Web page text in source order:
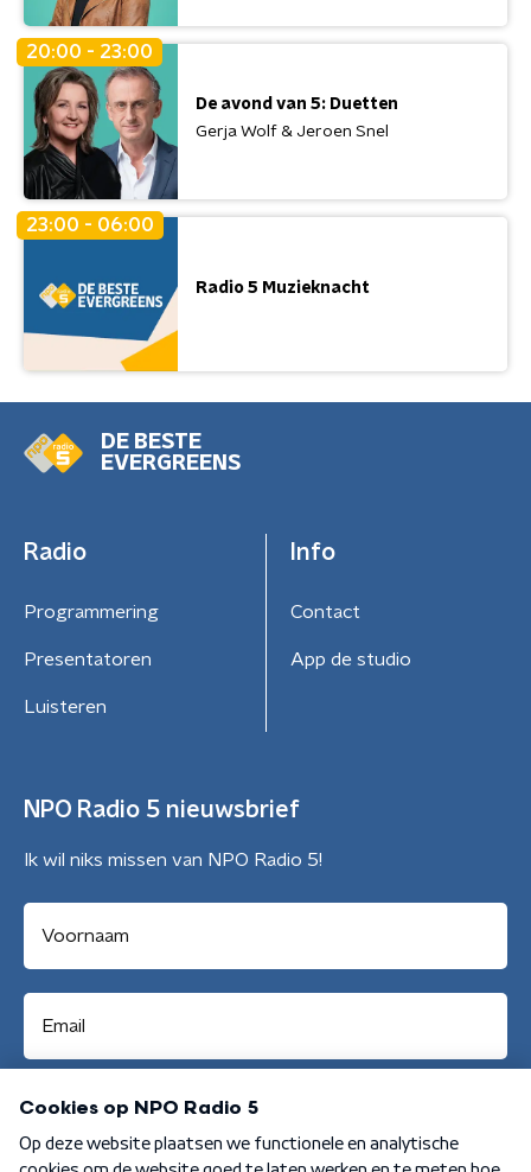
20:00 - 23:00
De avond van 5: Duetten
Gerja Wolf & Jeroen Snel
23:00 - 06:00
Radio 5 Muzieknacht
DE BESTE
EVERGREENS
Radio
Programmering
Presentatoren
Luisteren
Info
Contact
App de studio
NPO Radio 5 nieuwsbrief
Ik wil niks missen van NPO Radio 5!
Aanmelden